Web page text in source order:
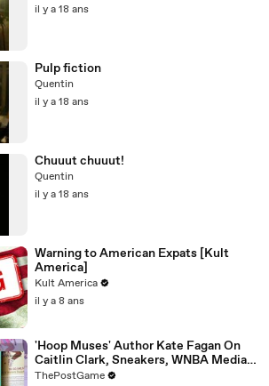
il y a 18 ans
Pulp fiction
Quentin
il y a 18 ans
Chuuut chuuut!
Quentin
il y a 18 ans
Warning to American Expats [Kult
America]
Kult America
il y a 8 ans
'Hoop Muses' Author Kate Fagan On
Caitlin Clark, Sneakers, WNBA Media
And Women's Basketball History
ThePostGame